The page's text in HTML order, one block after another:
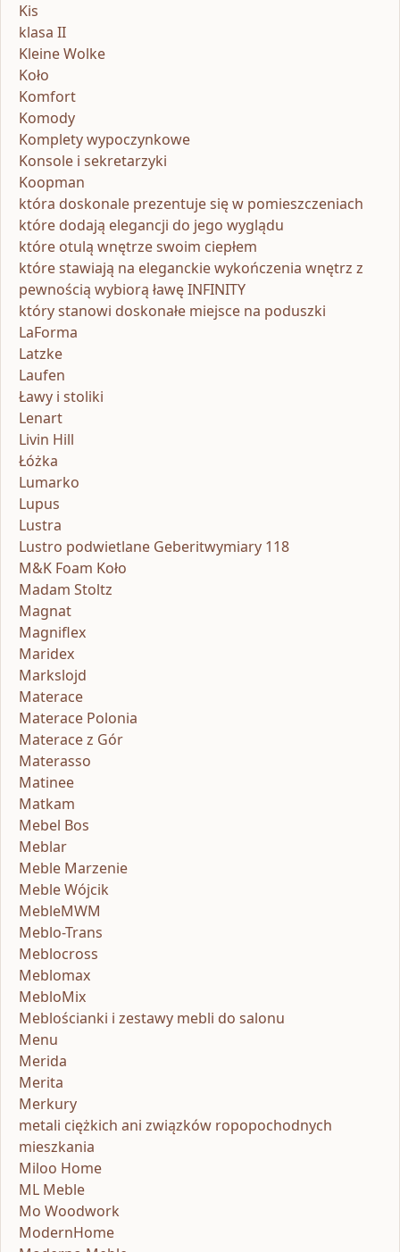
Kis
klasa II
Kleine Wolke
Koło
Komfort
Komody
Komplety wypoczynkowe
Konsole i sekretarzyki
Koopman
która doskonale prezentuje się w pomieszczeniach
które dodają elegancji do jego wyglądu
które otulą wnętrze swoim ciepłem
które stawiają na eleganckie wykończenia wnętrz z
pewnością wybiorą ławę INFINITY
który stanowi doskonałe miejsce na poduszki
LaForma
Latzke
Laufen
Ławy i stoliki
Lenart
Livin Hill
Łóżka
Lumarko
Lupus
Lustra
Lustro podwietlane Geberitwymiary 118
M&K Foam Koło
Madam Stoltz
Magnat
Magniflex
Maridex
Markslojd
Materace
Materace Polonia
Materace z Gór
Materasso
Matinee
Matkam
Mebel Bos
Meblar
Meble Marzenie
Meble Wójcik
MebleMWM
Meblo-Trans
Meblocross
Meblomax
MebloMix
Meblościanki i zestawy mebli do salonu
Menu
Merida
Merita
Merkury
metali ciężkich ani związków ropopochodnych
mieszkania
Miloo Home
ML Meble
Mo Woodwork
ModernHome